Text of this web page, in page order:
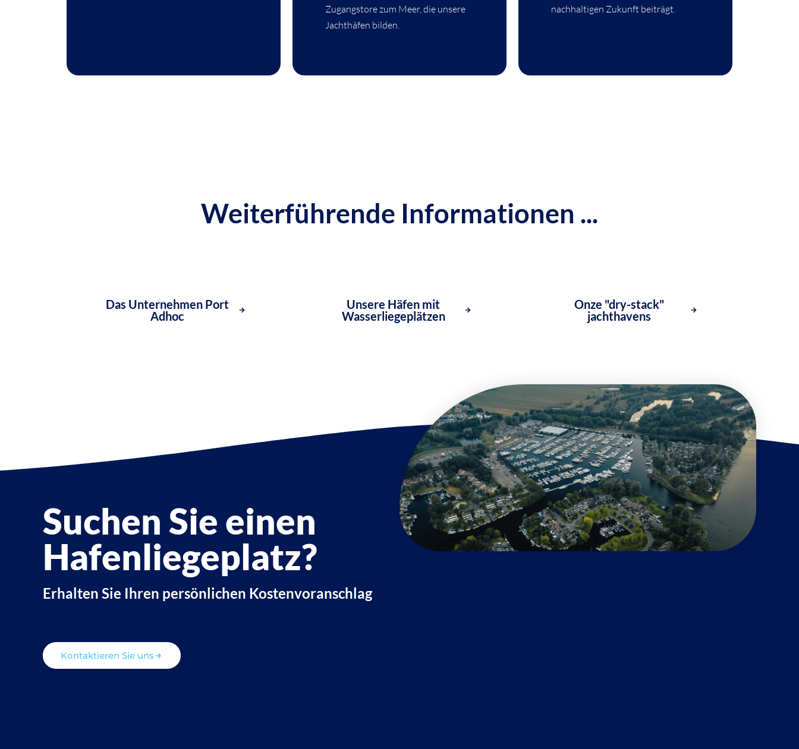
Zugangstore zum Meer, die unsere
Jachthäfen bilden.
nachhaltigen Zukunft beiträgt.
Weiterführende Informationen ...
Das Unternehmen Port
Adhoc
Unsere Häfen mit
Wasserliegeplätzen
Onze "dry-stack"
jachthavens
Suchen Sie einen
Hafenliegeplatz?
Erhalten Sie Ihren persönlichen Kostenvoranschlag
Kontaktieren Sie uns